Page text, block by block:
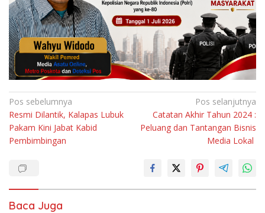
Navigasi
pos
Pos sebelumnya
Resmi Dilantik, Kalapas Lubuk
Pakam Kini Jabat Kabid
Pembimbingan
Pos selanjutnya
Catatan Akhir Tahun 2024 :
Peluang dan Tantangan Bisnis
Media Lokal
Baca Juga